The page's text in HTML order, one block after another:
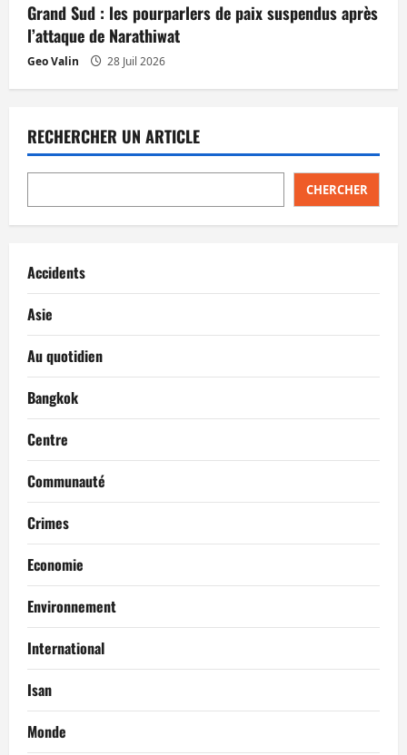
Grand Sud : les pourparlers de paix suspendus après
l’attaque de Narathiwat
Geo Valin 28 Juil 2026
RECHERCHER UN ARTICLE
CHERCHER
Accidents
Asie
Au quotidien
Bangkok
Centre
Communauté
Crimes
Economie
Environnement
International
Isan
Monde